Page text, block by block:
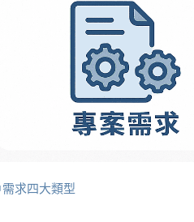
求四大類型